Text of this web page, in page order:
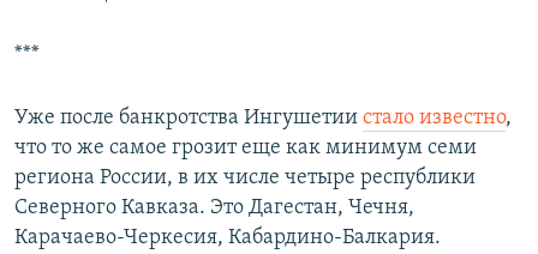
***
Уже после банкротства Ингушетии стало известно,
что то же самое грозит еще как минимум семи
региона России, в их числе четыре республики
Северного Кавказа. Это Дагестан, Чечня,
Карачаево-Черкесия, Кабардино-Балкария.